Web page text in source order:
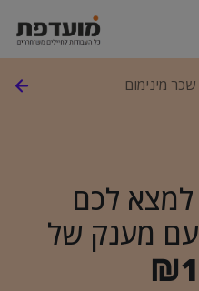
מינימום
למצא לכם
מענק של